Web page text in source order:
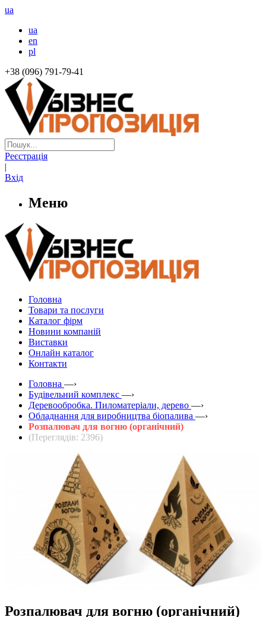
ua
ua
en
pl
+38 (096) 791-79-41
Реєстрація
|
Вхід
Меню
Головна
Товари та послуги
Каталог фірм
Новини компаній
Виставки
Онлайн каталог
Контакти
Головна —›
Будівельний комплекс —›
Деревообробка. Пиломатеріали, дерево —›
Обладнання для виробництва біопалива —›
Розпалювач для вогню (органічний)
(Переглядів: 2396)
Розпалювач для вогню (органічний)